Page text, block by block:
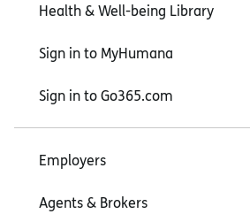
Health & Well-being Library
Sign in to MyHumana
Sign in to Go365.com
Employers
Agents & Brokers